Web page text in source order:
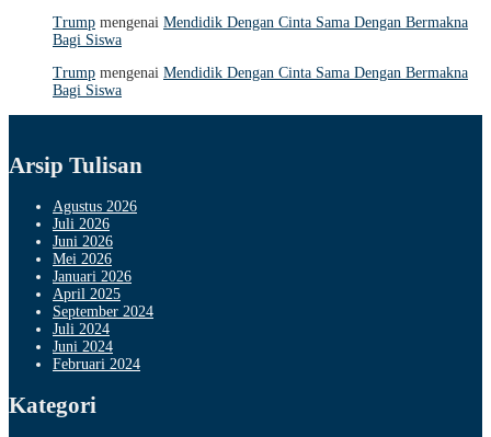
Trump mengenai Mendidik Dengan Cinta Sama Dengan Bermakna
Bagi Siswa
Trump mengenai Mendidik Dengan Cinta Sama Dengan Bermakna
Bagi Siswa
Arsip Tulisan
Agustus 2026
Juli 2026
Juni 2026
Mei 2026
Januari 2026
April 2025
September 2024
Juli 2024
Juni 2024
Februari 2024
Kategori